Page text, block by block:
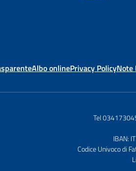
Albo onlinePrivacy PolicyNote
Tel
IBAN:
Codice Univoco di